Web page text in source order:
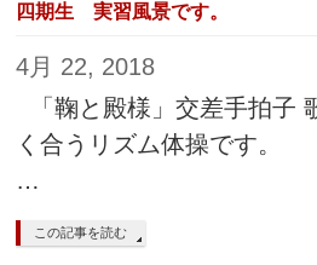
四期生 実習風景です。
4月 22, 2018
「鞠と殿様」交差手拍子
く合うリズム体操です。
…
この記事を読む